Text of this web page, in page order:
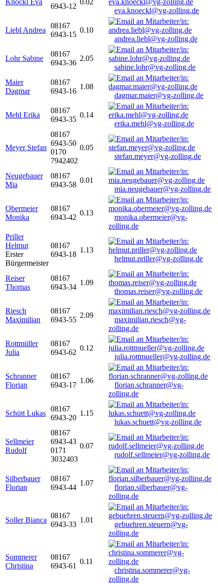
Knöckl Eva
6943-12
0.02
eva.knoeckl@vg-zolling.de
Liebl Andrea
08167
6943-15
0.10
andrea.liebl@vg-zolling.de
Lohr Sabine
08167
6943-36
2.05
sabine.lohr@vg-zolling.de
Maier
Dagmar
08167
6943-16
1.08
dagmar.maier@vg-zolling.de
Mehl Erika
08167
6943-35
0.14
erika.mehl@vg-zolling.de
Meyer Stefan
08167
6943-50
0170
7942402
0.05
stefan.meyer@vg-zolling.de
Neugebauer
Mia
08167
6943-58
0.01
mia.neugebauer@vg-zolling.de
Obermeier
Monika
08167
6943-42
0.13
monika.obermeier@vg-
zolling.de
Priller
Helmut
Erster
Bürgermeister
08167
6943-18
1.13
helmut.priller@vg-zolling.de
Reiser
Thomas
08167
6943-34
1.09
thomas.reiser@vg-zolling.de
Riesch
Maximilian
08167
6943-55
2.09
maximilian.riesch@vg-
zolling.de
Rottmüller
Julia
08167
6943-62
0.12
julia.rottmueller@vg-zolling.de
Schranner
Florian
08167
6943-17
1.06
florian.schranner@vg-
zolling.de
Schütt Lukas
08167
6943-20
1.15
lukas.schuett@vg-zolling.de
Sellmeier
Rudolf
08167
6943-43
0171
3032403
0.07
rudolf.sellmeier@vg-zolling.de
Silberbauer
Florian
08167
6943-44
1.07
florian.silberbauer@vg-
zolling.de
Soller Bianca
08167
6943-33
1.01
gebuehren.steuern@vg-
zolling.de
Sommerer
Christina
08167
6943-61
0.11
christina.sommerer@vg-
zolling.de